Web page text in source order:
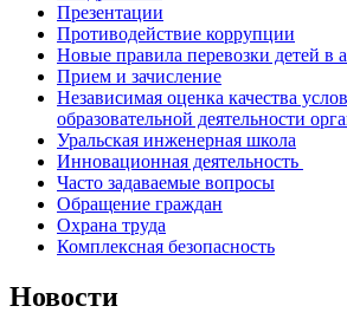
Презентации
Противодействие коррупции
Новые правила перевозки детей в
Прием и зачисление
Независимая оценка качества
образовательной деятельности
Уральская инженерная школа
Инновационная деятельность
Часто задаваемые вопросы
Обращение граждан
Охрана труда
Комплексная безопасность
Новости